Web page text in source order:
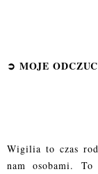
➲ MOJE
Wigilia to czas
nam osobami.